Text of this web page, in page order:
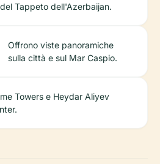
Tappeto dell'Azerbaijan.
Offrono viste panoramiche
sulla città e sul Mar Caspio.
Towers e Heydar Aliyev